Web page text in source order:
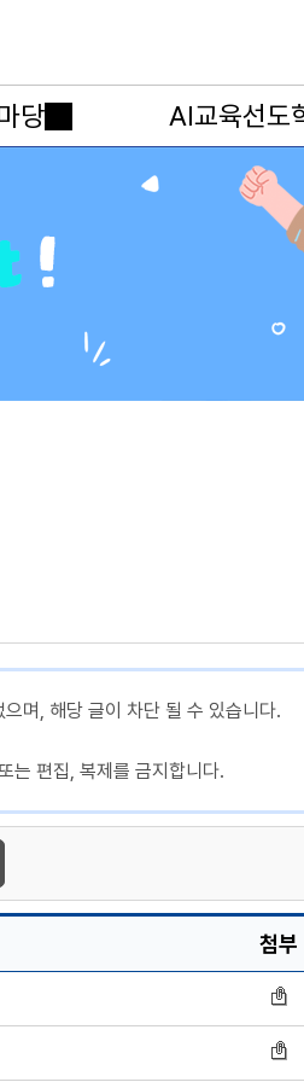
당 AI교육선도
며, 해당 글이 차단 될 수 있습니다.
는 편집, 복제를 금지합니다.
첨부